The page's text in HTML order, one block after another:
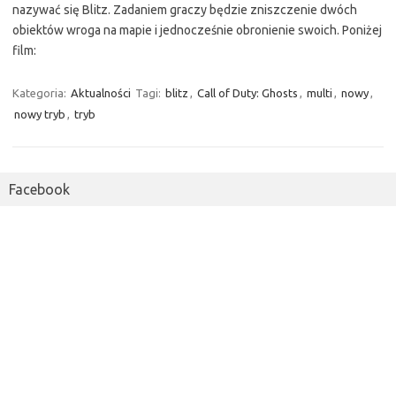
nazywać się Blitz. Zadaniem graczy będzie zniszczenie dwóch
obiektów wroga na mapie i jednocześnie obronienie swoich. Poniżej
film:
Kategoria: Aktualności Tagi: blitz Call of Duty: Ghosts multi nowy
nowy tryb
tryb
Facebook